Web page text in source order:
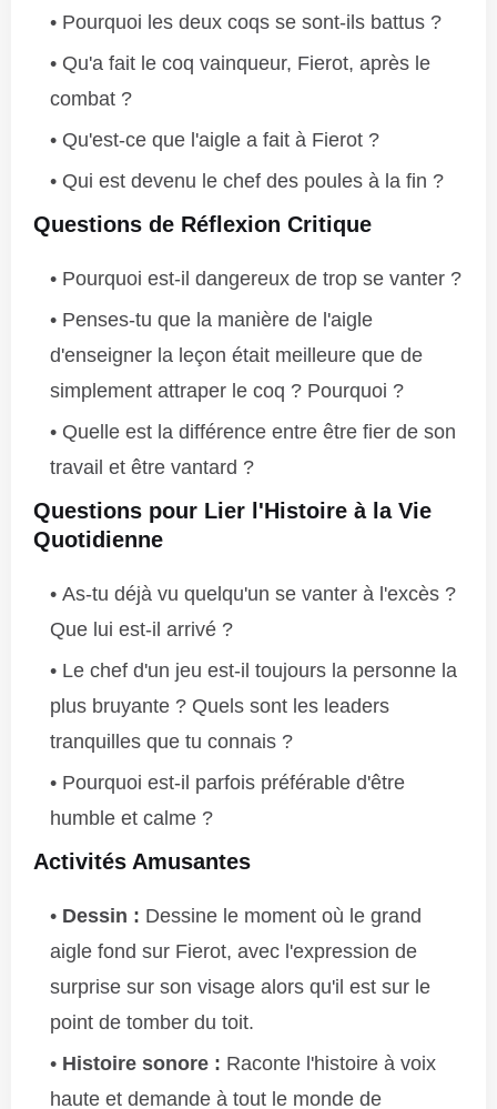
Pourquoi les deux coqs se sont-ils battus ?
Qu'a fait le coq vainqueur, Fierot, après le
combat ?
Qu'est-ce que l'aigle a fait à Fierot ?
Qui est devenu le chef des poules à la fin ?
Questions de Réflexion Critique
Pourquoi est-il dangereux de trop se vanter ?
Penses-tu que la manière de l'aigle
d'enseigner la leçon était meilleure que de
simplement attraper le coq ? Pourquoi ?
Quelle est la différence entre être fier de son
travail et être vantard ?
Questions pour Lier l'Histoire à la Vie
Quotidienne
As-tu déjà vu quelqu'un se vanter à l'excès ?
Que lui est-il arrivé ?
Le chef d'un jeu est-il toujours la personne la
plus bruyante ? Quels sont les leaders
tranquilles que tu connais ?
Pourquoi est-il parfois préférable d'être
humble et calme ?
Activités Amusantes
Dessin : Dessine le moment où le grand
aigle fond sur Fierot, avec l'expression de
surprise sur son visage alors qu'il est sur le
point de tomber du toit.
Histoire sonore : Raconte l'histoire à voix
haute et demande à tout le monde de